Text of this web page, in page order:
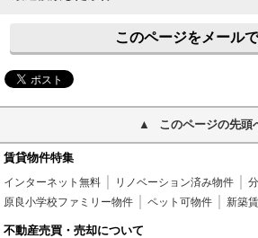
このページをメール
このページの先頭
賃貸物件特集
インターネット無料 リノベーション済み物件
原良小学校ファミリー物件
ペット可物件 新築
不動産売買・売却について